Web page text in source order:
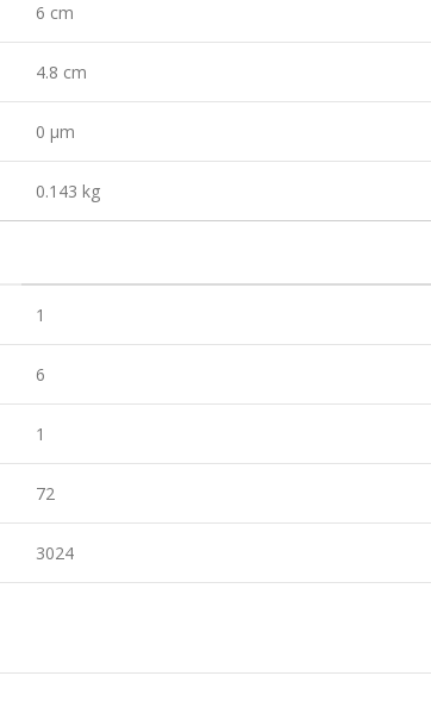
6 cm
4.8 cm
0 µm
0.143 kg
1
6
1
72
3024